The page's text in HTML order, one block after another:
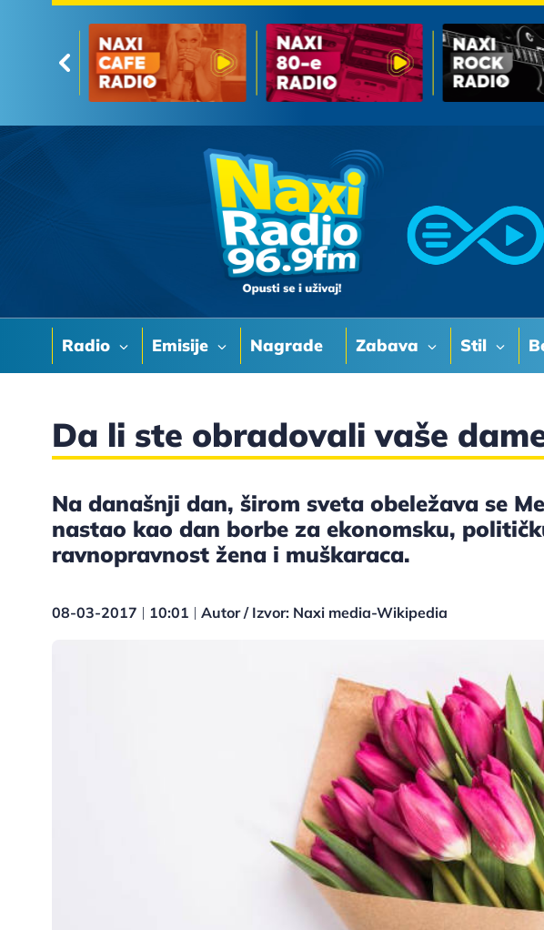
Radio Emisije Nagrade Zabava Stil
Da li ste obradovali vaše
Na današnji dan, širom sveta obeležava se
nastao kao dan borbe za ekonomsku,
ravnopravnost žena i muškaraca.
08-03-2017 10:01 Autor / Izvor: Naxi media-Wikipedia